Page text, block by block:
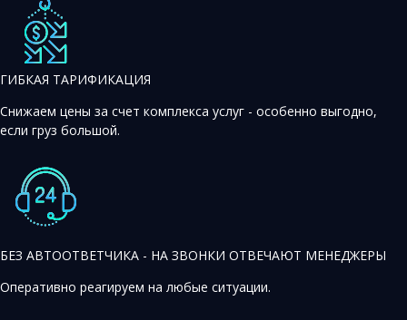
ГИБКАЯ ТАРИФИКАЦИЯ
Снижаем цены за счет комплекса услуг - особенно выгодно,
если груз большой.
БЕЗ АВТООТВЕТЧИКА - НА ЗВОНКИ ОТВЕЧАЮТ МЕНЕДЖЕРЫ
Оперативно реагируем на любые ситуации.